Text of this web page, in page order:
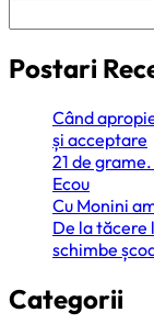
Postari
Când
și acceptare
21 de
Ecou
Cu Monini
De la tăcere
schimbe
Categorii